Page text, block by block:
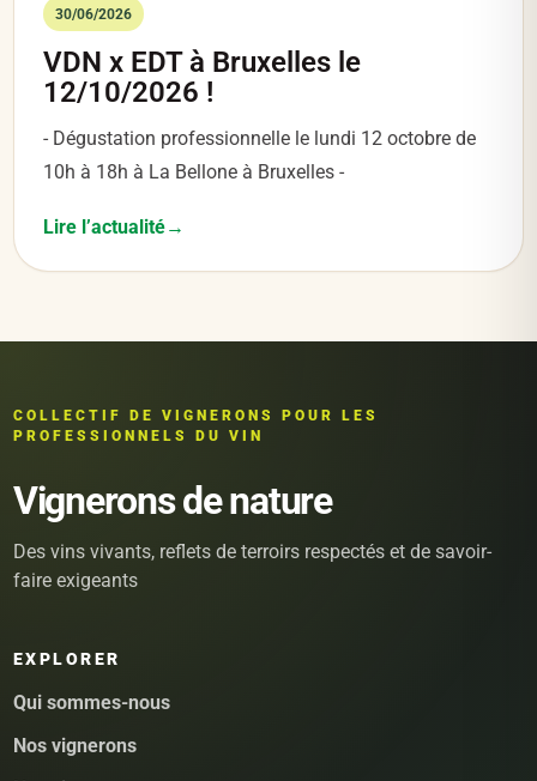
30/06/2026
VDN x EDT à Bruxelles le
12/10/2026 !
- Dégustation professionnelle le lundi 12 octobre de
10h à 18h à La Bellone à Bruxelles -
Lire l’actualité
COLLECTIF DE VIGNERONS POUR LES
PROFESSIONNELS DU VIN
Vignerons de nature
Des vins vivants, reflets de terroirs respectés et de savoir-
faire exigeants
EXPLORER
Qui sommes-nous
Nos vignerons